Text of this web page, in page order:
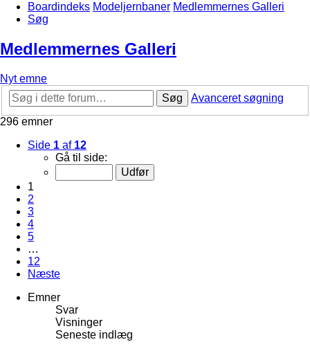
Boardindeks Modeljernbaner Medlemmernes Galleri
Søg
Medlemmernes Galleri
Nyt emne
Søg
Avanceret søgning
296 emner
Side 1 af 12
Gå til side:
1
2
3
4
5
…
12
Næste
Emner
Svar
Visninger
Seneste indlæg